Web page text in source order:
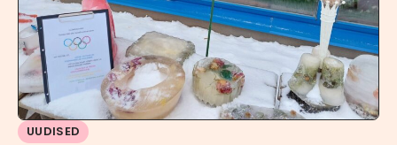
UUDISED